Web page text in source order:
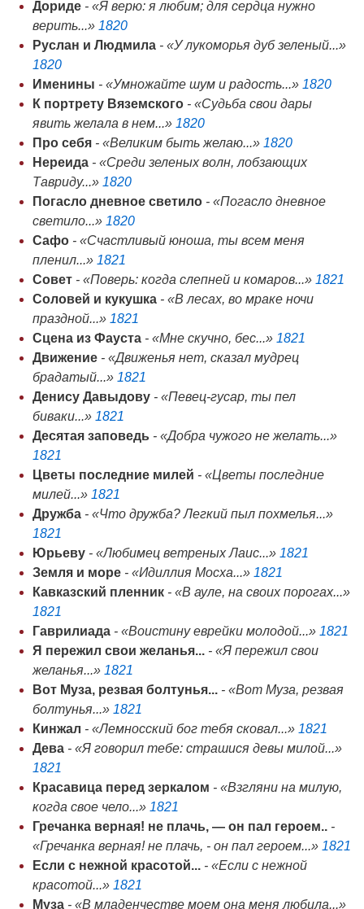
Дориде - «Я верю: я любим; для сердца нужно
верить...» 1820
Руслан и Людмила - «У лукоморья дуб зеленый...»
1820
Именины - «Умножайте шум и радость...» 1820
К портрету Вяземского - «Судьба свои дары
явить желала в нем...» 1820
Про себя - «Великим быть желаю...» 1820
Нереида - «Среди зеленых волн, лобзающих
Тавриду...» 1820
Погасло дневное светило - «Погасло дневное
светило...» 1820
Сафо - «Счастливый юноша, ты всем меня
пленил...» 1821
Совет - «Поверь: когда слепней и комаров...» 1821
Соловей и кукушка - «В лесах, во мраке ночи
праздной...» 1821
Сцена из Фауста - «Мне скучно, бес...» 1821
Движение - «Движенья нет, сказал мудрец
брадатый...» 1821
Денису Давыдову - «Певец-гусар, ты пел
биваки...» 1821
Десятая заповедь - «Добра чужого не желать...»
1821
Цветы последние милей - «Цветы последние
милей...» 1821
Дружба - «Что дружба? Легкий пыл похмелья...»
1821
Юрьеву - «Любимец ветреных Лаис...» 1821
Земля и море - «Идиллия Мосха...» 1821
Кавказский пленник - «В ауле, на своих порогах...»
1821
Гаврилиада - «Воистину еврейки молодой...» 1821
Я пережил свои желанья... - «Я пережил свои
желанья...» 1821
Вот Муза, резвая болтунья... - «Вот Муза, резвая
болтунья...» 1821
Кинжал - «Лемносский бог тебя сковал...» 1821
Дева - «Я говорил тебе: страшися девы милой...»
1821
Красавица перед зеркалом - «Взгляни на милую,
когда свое чело...» 1821
Гречанка верная! не плачь, — он пал героем.. -
«Гречанка верная! не плачь, - он пал героем...» 1821
Если с нежной красотой... - «Если с нежной
красотой...» 1821
Муза - «В младенчестве моем она меня любила...»